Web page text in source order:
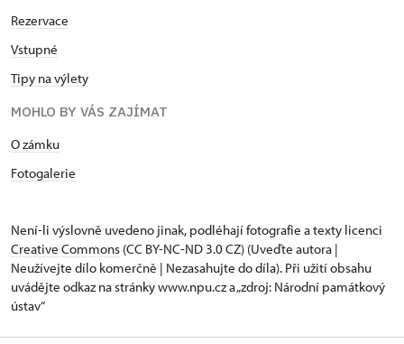
Rezervace
Vstupné
Tipy na výlety
MOHLO BY VÁS ZAJÍMAT
O zámku
Fotogalerie
Není-li výslovně uvedeno jinak, podléhají fotografie a texty licenci
Creative Commons (CC BY-NC-ND 3.0 CZ) (Uveďte autora |
Neužívejte dílo komerčně | Nezasahujte do díla). Při užití obsahu
uvádějte odkaz na stránky www.npu.cz a „zdroj: Národní památkový
ústav“